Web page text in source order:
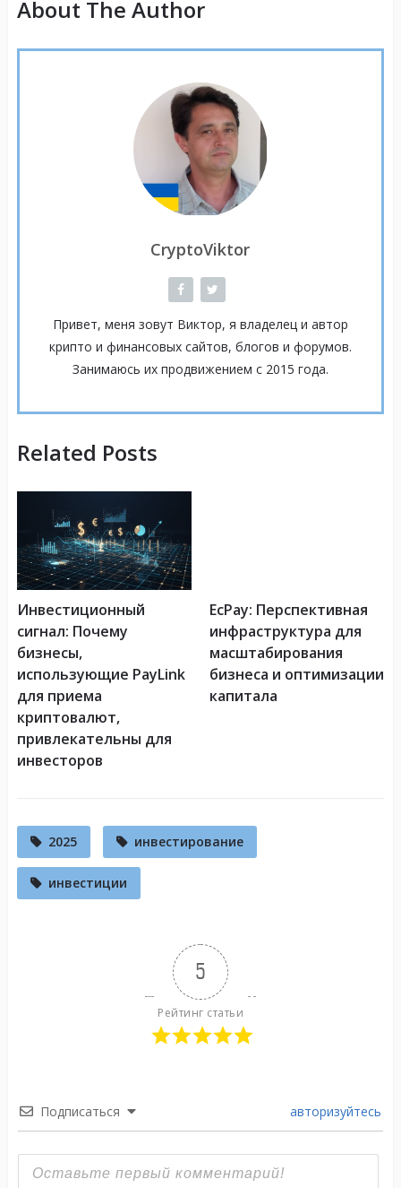
About The Author
CryptoViktor
Привет, меня зовут Виктор, я владелец и автор
крипто и финансовых сайтов, блогов и форумов.
Занимаюсь их продвижением с 2015 года.
Related Posts
Инвестиционный
сигнал: Почему
бизнесы,
использующие PayLink
для приема
криптовалют,
привлекательны для
инвесторов
EcPay: Перспективная
инфраструктура для
масштабирования
бизнеса и оптимизации
капитала
2025 инвестирование
инвестиции
5
Рейтинг статьи
Подписаться авторизуйтесь